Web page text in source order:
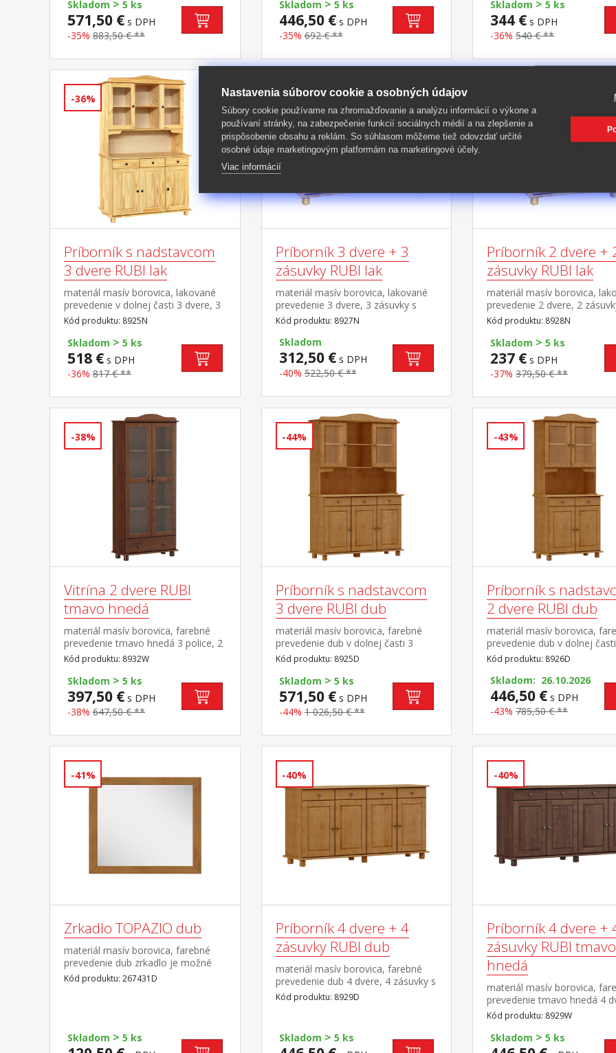
presklené dvere
Skladom > 5 ks
571,50 € s DPH
-35% 883,50 € **
presklené dvere
Skladom > 5 ks
446,50 €s DPH
-35% 692 € **
Skladom > 5 ks
344 € s DPH
-36% 540 € **
-36%
Príborník s nadstavcom
3 dvere RUBI lak
materiál masív borovica, lakované
prevedenie v dolnej časti 3 dvere, 3
zásuvky s kovovými pojazdmi v
hornej časti dvoje presklené dvere
Kód produktu: 8925N
Skladom > 5 ks
518 € s DPH
-36% 817 € **
-40%
Príborník 3 dvere + 3
zásuvky RUBI lak
materiál masív borovica, lakované
prevedenie 3 dvere, 3 zásuvky s
kovovými pojazdmi, 1 polica
Kód produktu: 8927N
Skladom
312,50 €s DPH
-40% 522,50 € **
Príborník 2 dvere +
zásuvky RUBI lak
materiál masív borovica,
prevedenie 2 dvere, 2
kovovými pojazdmi, 1 polica
Kód produktu: 8928N
Skladom > 5 ks
237 € s DPH
-37% 379,50 € **
-38%
Vitrína 2 dvere RUBI
tmavo hnedá
materiál masív borovica, farebné
prevedenie tmavo hnedá 3 police, 2
presklené dvere široká zásuvka s
kovovými pojazdmi
Kód produktu: 8932W
Skladom > 5 ks
397,50 € s DPH
-38% 647,50 € **
-44%
Príborník s nadstavcom
3 dvere RUBI dub
materiál masív borovica, farebné
prevedenie dub v dolnej časti 3
dvere, 3 zásuvky s kovovými
pojazdmi v hornej časti dvoje
presklené dvere
Kód produktu: 8925D
Skladom > 5 ks
571,50 €s DPH
-44% 1 026,50 € **
-43%
Príborník s
2 dvere RUBI dub
materiál masív borovica,
prevedenie dub v dolnej
dvere, 2 zásuvky s kovovými
pojazdmi v hornej časti
presklené dvere
Kód produktu: 8926D
Skladom: 26.10.2026
446,50 € s DPH
-43% 785,50 € **
-41%
Zrkadlo TOPAZIO dub
materiál masív borovica, farebné
prevedenie dub zrkadlo je možné
kombinovať s nábytkom z radu
TOPAZIO dub a RUBI dub
Kód produktu: 267431D
Skladom > 5 ks
-40%
Príborník 4 dvere + 4
zásuvky RUBI dub
materiál masív borovica, farebné
prevedenie dub 4 dvere, 4 zásuvky s
kovovými pojazdmi, 2 police
Kód produktu: 8929D
Skladom > 5 ks
-40%
Príborník 4 dvere +
zásuvky RUBI tmavo
hnedá
materiál masív borovica,
prevedenie tmavo hnedá 4
zásuvky s kovovými
police
Kód produktu: 8929W
Skladom > 5 ks
Nastavenia súborov cookie a osobných údajov
Súbory cookie používame na zhromažďovanie a analýzu informácií o výkone a
používaní stránky, na zabezpečenie funkcií sociálnych médií a na zlepšenie a
prispôsobenie obsahu a reklám. So súhlasom môžeme tiež odovzdať určité
osobné údaje marketingovým platformám na marketingové účely.
Viac informácií